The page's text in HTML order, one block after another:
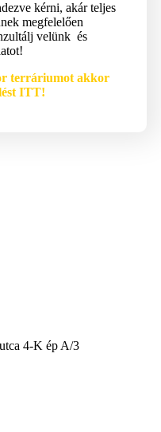
kérni, akár teljes
megfelelően
velünk és
terráriumot akkor
ITT!
4-K ép A/3